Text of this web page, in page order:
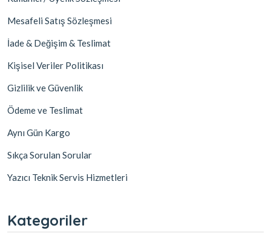
Mesafeli Satış Sözleşmesi
İade & Değişim & Teslimat
Kişisel Veriler Politikası
Gizlilik ve Güvenlik
Ödeme ve Teslimat
Aynı Gün Kargo
Sıkça Sorulan Sorular
Yazıcı Teknik Servis Hizmetleri
Kategoriler